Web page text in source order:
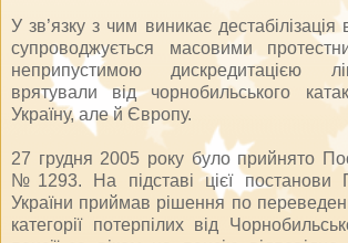
У зв’язку з чим виникає дестабілізація
супроводжується масовими
неприпустимою дискредитацією
врятували від чорнобильського
Україну, але й Європу.
27 грудня 2005 року було прийнято
№1293. На підставі цієї постанови
України приймав рішення по
категорії потерпілих від